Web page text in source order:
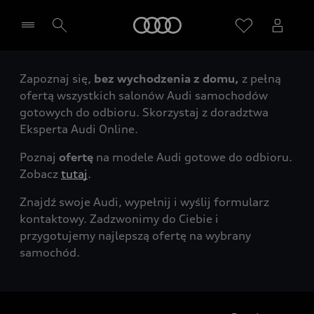
Wybierz Twojego Partnera Audi
Zapoznaj się, bez wychodzenia z domu, z pełną
ofertą wszystkich salonów Audi samochodów
gotowych do odbioru. Skorzystaj z doradztwa
Eksperta Audi Online.
Poznaj ofertę na modele Audi gotowe do odbioru.
Zobacz tutaj.
Znajdź swoje Audi, wypełnij i wyślij formularz
kontaktowy. Zadzwonimy do Ciebie i
przygotujemy najlepszą ofertę na wybrany
samochód.